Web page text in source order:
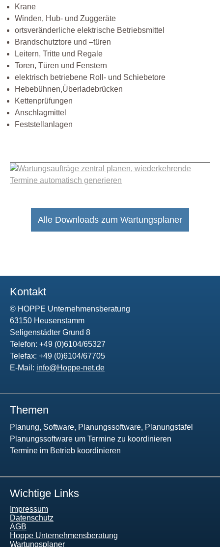
Krane
Winden, Hub- und Zuggeräte
ortsveränderliche elektrische Betriebsmittel
Brandschutztore und –türen
Leitern, Tritte und Regale
Toren, Türen und Fenstern
elektrisch betriebene Roll- und Schiebetore
Hebebühnen,Überladebrücken
Kettenprüfungen
Anschlagmittel
Feststellanlagen
Alle Downloads zum Wartungsplaner
Kontakt
© HOPPE Unternehmensberatung
63150 Heusenstamm
Seligenstädter Grund 8
Telefon: +49 (0)6104/65327
Telefax: +49 (0)6104/67705
E-Mail: info@Hoppe-net.de
Themen
Planung, Software, Planungssoftware, Planungstafel
Planungssoftware um Termine zu koordinieren
Termine im Betrieb koordinieren
Wichtige Links
Impressum
Datenschutz
AGB
Hoppe Unternehmensberatung
Wartungsplaner